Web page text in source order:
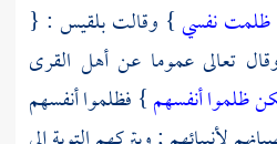
نفسي} وقالتبلقيس : {
تعالى عموما عن أهل القرى
ظلموا أنفسهم} فظلموا أنفسهم